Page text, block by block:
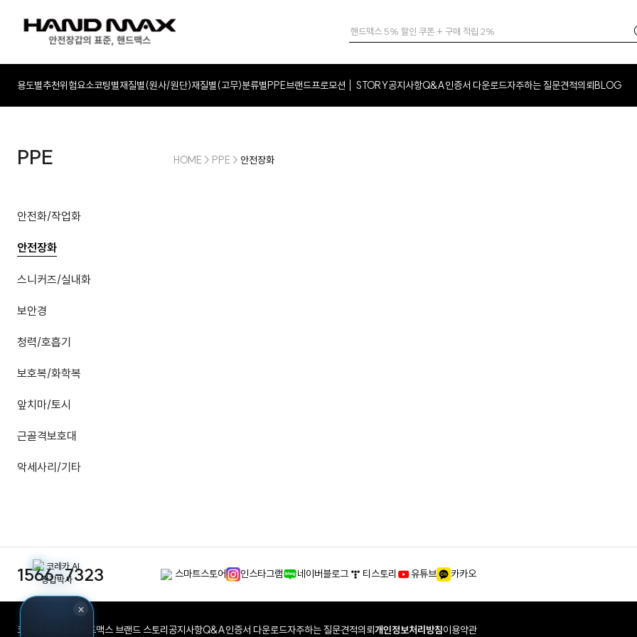
용도별추천위험요소코팅별재질별(원사/원단)재질별(고무)분류별PPE브랜드프로모션 STORY공지사항Q&A인증서 다운로드자주하는 질문견적의뢰BLOG
×
PPE
안전화/작업화
안전장화
스니커즈/실내화
보안경
청력/호흡기
보호복/화학복
앞치마/토시
근골격보호대
악세사리/기타
HOME > PPE > 안전장화
1566-7323 스마트스토어 인스타그램 네이버블로그 티스토리 유튜브 카카오
코레카 회사소개 핸드맥스 브랜드 스토리공지사항Q&A인증서 다운로드자주하는 질문견적의뢰개인정보처리방침이용약관